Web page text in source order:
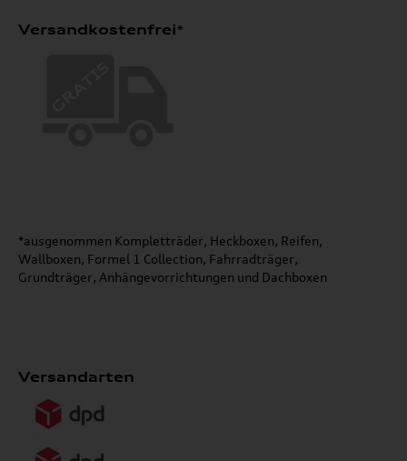
Versandkostenfrei*
*ausgenommen Kompletträder, Heckboxen, Reifen,
Wallboxen, Formel 1 Collection, Fahrradträger,
Grundträger, Anhängevorrichtungen und Dachboxen
Versandarten